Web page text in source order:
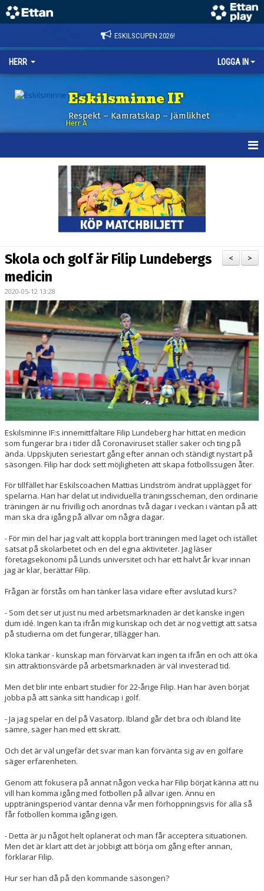
ESKILSCUPEN 2026!
HERR LOGGA IN
Eskilsminne IF
Respekt – Kamratskap – Jämlikhet
Herr A
BILDGALLERI
KONTAKT
MATCHER
ETTAN SÖDRA
>
<
Skola och golf är Filip Lundebergs
medicin
2020-05-12 13:28
Eskilsminne IF:s innemittfältare Filip Lundeberg har hittat en medicin
som fungerar bra i tider då Coronaviruset ställer saker och ting på
ända. Uppskjuten seriestart gång efter annan och ständigt nystart på
säsongen. Filip har dock sett möjligheten att skapa fotbollssugen åter.
För tillfället har Eskilscoachen Mattias Lindström ändrat upplägget för
spelarna. Han har delat ut individuella träningsscheman, den ordinarie
träningen är nu frivillig och anordnas två dagar i veckan i väntan på att
man ska dra igång på allvar om några dagar.
- För min del har jag valt att koppla bort träningen med laget och istället
satsat på skolarbetet och en del egna aktiviteter. Jag läser
företagsekonomi på Lunds universitet och har ett halvt år kvar innan
jag är klar, berättar Filip.
Frågan är förstås om han tänker läsa vidare efter avslutad kurs?
- Som det ser ut just nu med arbetsmarknaden är det kanske ingen
dum idé. Ingen kan ta ifrån mig kunskap och det är nog vettigt att satsa
på studierna om det fungerar, tillägger han.
Kloka tankar - kunskap man förvärvat kan ingen ta ifrån en och att öka
sin attraktionsvärde på arbetsmarknaden är väl investerad tid.
Men det blir inte enbart studier för 22-årige Filip. Han har även börjat
jobba på att sänka sitt handicap i golf.
- Ja jag spelar en del på Vasatorp. Ibland går det bra och ibland lite
sämre, säger han med ett skratt.
Och det är väl ungefär det svar man kan förvänta sig av en golfare
säger erfarenheten.
Genom att fokusera på annat någon vecka har Filip börjat känna att nu
vill han komma igång med fotbollen på allvar igen. Ännu en
uppträningsperiod väntar denna vår men förhoppningsvis för alla så
får fotbollen komma igång igen.
- Detta är ju något helt oplanerat och man får acceptera situationen.
Men det är klart att det är jobbigt att börja om gång efter annan,
förklarar Filip.
Hur ser han då på den kommande säsongen?